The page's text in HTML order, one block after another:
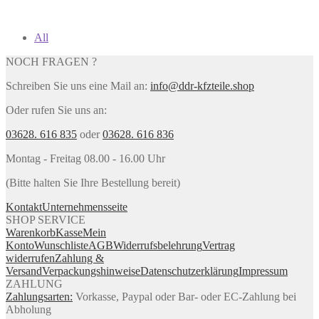
All
NOCH FRAGEN ?
Schreiben Sie uns eine Mail an: info@ddr-kfzteile.shop
Oder rufen Sie uns an:
03628. 616 835 oder03628. 616 836
Montag - Freitag 08.00 - 16.00 Uhr
(Bitte halten Sie Ihre Bestellung bereit)
KontaktUnternehmensseite
SHOP SERVICE
WarenkorbKasseMein
KontoWunschlisteAGBWiderrufsbelehrungVertrag
widerrufenZahlung &
VersandVerpackungshinweiseDatenschutzerklärungImpressum
ZAHLUNG
Zahlungsarten: Vorkasse, Paypal oder Bar- oder EC-Zahlung bei
Abholung